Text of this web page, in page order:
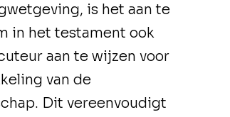
is het aan te
in het testament ook
aan te wijzen voor
van de
Dit vereenvoudigt